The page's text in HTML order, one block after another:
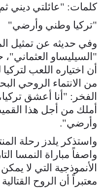
كلمات: "عائلتي ديني
"تركيا وطني وأرضي"
وفي حديثه عن تمثيل
"السيليساو
أن اختياره اللعب
من الانتماء الروحي
الفخر: "أنا أعشق
أملك من أجل هذا
وأرضي".
واصفاً مباراة النمسا
الأنموذجية التي لا
معتبراً أن الروح